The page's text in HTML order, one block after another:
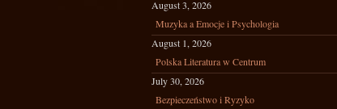
August 3, 2026
Muzyka a Emocje i Psychologia
August 1, 2026
Polska Literatura w Centrum
July 30, 2026
Bezpieczeństwo i Ryzyko